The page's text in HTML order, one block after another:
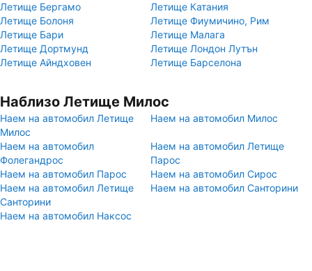
Летище Бергамо
Летище Катания
Летище Болоня
Летище Фиумичино, Рим
Летище Бари
Летище Малага
Летище Дортмунд
Летище Лондон Лутън
Летище Айндховен
Летище Барселона
Наблизо Летище Милос
Наем на автомобил Летище
Милос
Наем на автомобил Милос
Наем на автомобил
Фолегандрос
Наем на автомобил Летище
Парос
Наем на автомобил Парос
Наем на автомобил Сирос
Наем на автомобил Летище
Санторини
Наем на автомобил Санторини
Наем на автомобил Наксос